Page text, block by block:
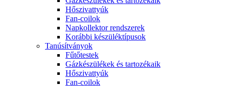
Hőszivattyúk
Fan-coilok
Napkollektor rendszerek
Korábbi készüléktípusok
Tanúsítványok
Fűtőtestek
Gázkészülékek és tartozékaik
Hőszivattyúk
Fan-coilok